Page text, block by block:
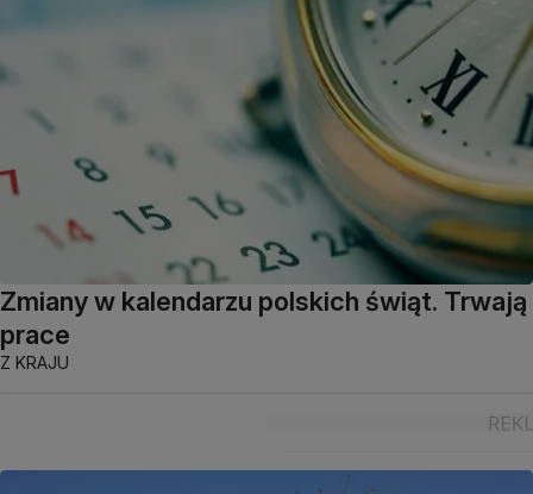
Zmiany w kalendarzu polskich świąt. Trwają
prace
Z KRAJU